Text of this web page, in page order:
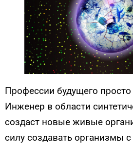
Профессии будущего
Инженер в области
создаст новые живые
силу создавать организмы